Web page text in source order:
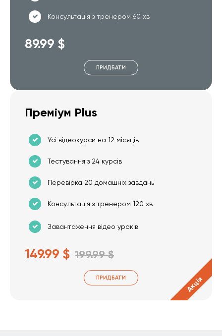
Консультація з тренером 60 хв
89.99 $
ПРИДБАТИ
Преміум Plus
Усі відеокурси на 12 місяців
Тестування з 24 курсів
Перевірка 20 домашніх завдань
Консультація з тренером 120 хв
Завантаження відео уроків
149.99 $ 199.99 $
ПРИДБАТИ Акція